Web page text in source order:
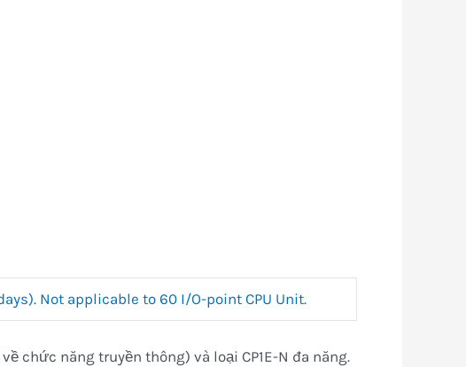
Not applicable to 60 I/O-point CPU Unit.
chức năng truyền thông) và loại CP1E-N đa năng.